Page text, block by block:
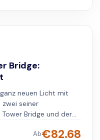
Bridge:
neuen Licht mit
seiner
Bridge und der
desAb€82.68